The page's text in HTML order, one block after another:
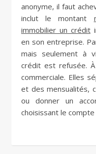
anonyme, il faut
inclut le montant
immobilier un crédit
en son entreprise.
mais seulement à
crédit est refusée.
commerciale. Elles
et des mensualités,
ou donner un
choisissant le